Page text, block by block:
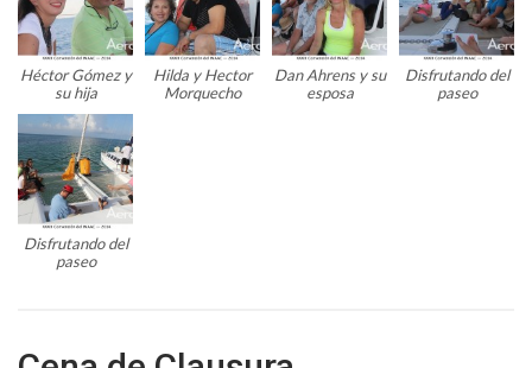
Héctor Gómez y
su hija
Hilda y Hector
Morquecho
Dan Ahrens y su
esposa
Disfrutando del
paseo
Disfrutando del
paseo